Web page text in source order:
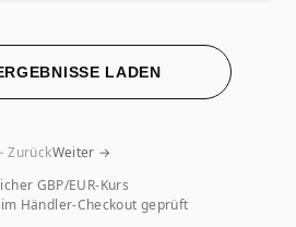
LADEN
GBP/EUR-Kurs
Händler-Checkout geprüft
ZurückWeiter →